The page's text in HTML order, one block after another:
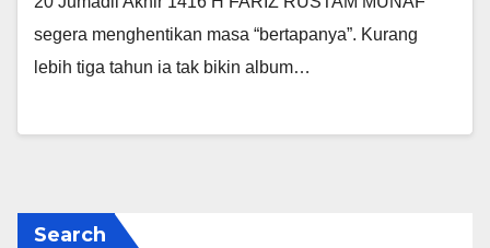
segera menghentikan masa “bertapanya”. Kurang
lebih tiga tahun ia tak bikin album…
Search